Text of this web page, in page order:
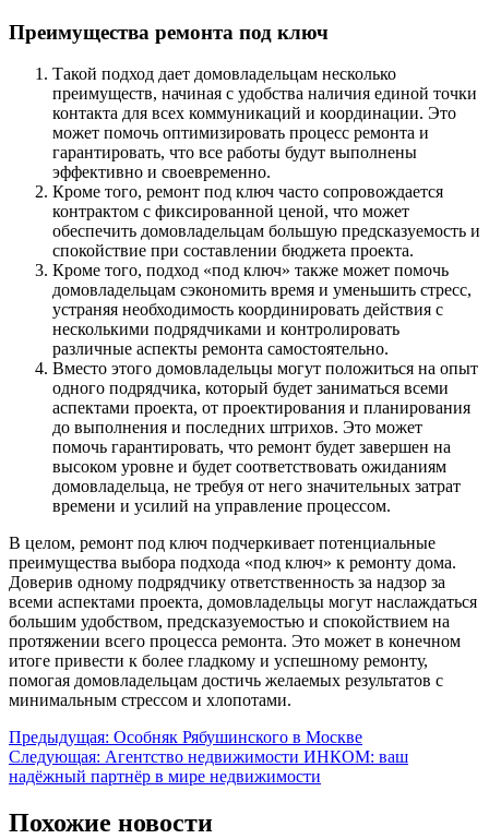
Преимущества ремонта под ключ
Такой подход дает домовладельцам несколько
преимуществ, начиная с удобства наличия единой точки
контакта для всех коммуникаций и координации. Это
может помочь оптимизировать процесс ремонта и
гарантировать, что все работы будут выполнены
эффективно и своевременно.
Кроме того, ремонт под ключ часто сопровождается
контрактом с фиксированной ценой, что может
обеспечить домовладельцам большую предсказуемость и
спокойствие при составлении бюджета проекта.
Кроме того, подход «под ключ» также может помочь
домовладельцам сэкономить время и уменьшить стресс,
устраняя необходимость координировать действия с
несколькими подрядчиками и контролировать
различные аспекты ремонта самостоятельно.
Вместо этого домовладельцы могут положиться на опыт
одного подрядчика, который будет заниматься всеми
аспектами проекта, от проектирования и планирования
до выполнения и последних штрихов. Это может
помочь гарантировать, что ремонт будет завершен на
высоком уровне и будет соответствовать ожиданиям
домовладельца, не требуя от него значительных затрат
времени и усилий на управление процессом.
В целом, ремонт под ключ подчеркивает потенциальные
преимущества выбора подхода «под ключ» к ремонту дома.
Доверив одному подрядчику ответственность за надзор за
всеми аспектами проекта, домовладельцы могут наслаждаться
большим удобством, предсказуемостью и спокойствием на
протяжении всего процесса ремонта. Это может в конечном
итоге привести к более гладкому и успешному ремонту,
помогая домовладельцам достичь желаемых результатов с
минимальным стрессом и хлопотами.
Навигация
по
Предыдущая: Особняк Рябушинского в Москве
Следующая: Агентство недвижимости ИНКОМ: ваш
надёжный партнёр в мире недвижимости
Похожие новости